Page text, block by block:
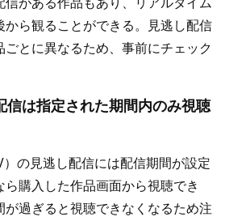
から観ることができる。見逃し配信
とに異なるため、事前にチェック
信は指定された期間内のみ視聴
の見逃し配信には配信期間が設定
購入した作品画面から視聴でき
が過ぎると視聴できなくなるため注